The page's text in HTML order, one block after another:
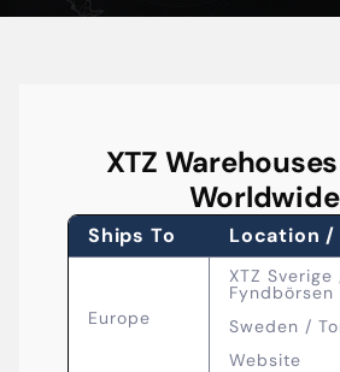
XTZ
Ships To Location /
Europe
XTZ Sverige
Fyndbörsen
Sweden /
Website